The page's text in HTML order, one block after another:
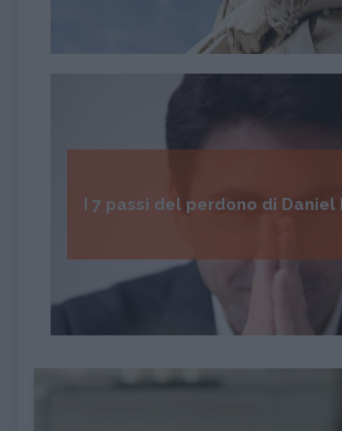
I 7 passi del perdono di Daniel